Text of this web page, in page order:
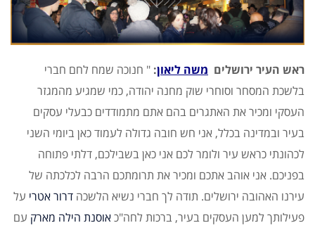
ראש העיר ירושלים משה ליאון: " חנוכה שמח לחם חברי
בלשכת המסחר וסוחרי שוק מחנה יהודה, כמי שמגיע מהמגזר
העסקי ומכיר את האתגרים בהם אתם מתמודדים כבעלי עסקים
בעיר ובמדינה בכלל, אני חש חובה גדולה לעמוד כאן ביומי השני
לכהונתי כראש עיר ולומר לכם אני כאן בשבילכם, דלתי פתוחה
בפניכם. אני אוהב אתכם ומכיר את תרומתכם הרבה לכלכתה של
עירנו האהובה ירושלים. תודה לך חברי נשיא הלשכה דרור אטרי על
פעילותך למען העסקים בעיר, ברכות לחה"כאוסנת הילה מארק עם